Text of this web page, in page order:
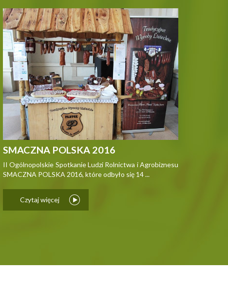
SMACZNA POLSKA 2016
II Ogólnopolskie Spotkanie Ludzi Rolnictwa i Agrobiznesu
SMACZNA POLSKA 2016, które odbyło się 14 ...
Czytaj więcej